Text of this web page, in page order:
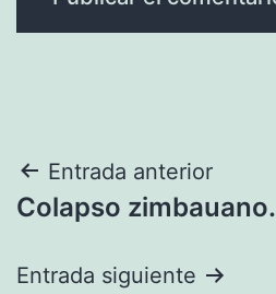
Navegación
de
entradas
Entrada anterior
Colapso zimbauano.
Entrada siguiente